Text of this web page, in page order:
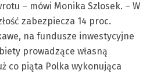
– mówi Monika Szlosek. – W
zabezpiecza 14 proc.
na fundusze inwestycyjne
prowadzące własną
co piąta Polka wykonująca